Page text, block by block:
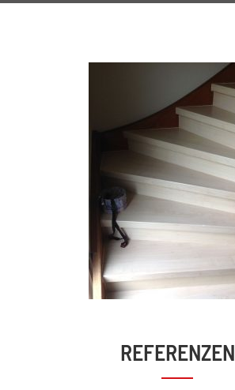
REFERENZEN